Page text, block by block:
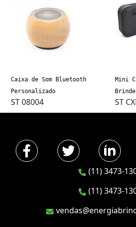
Caixa de Som Bluetooth
Personalizado
ST 08004
Mini
ST
(11) 3473-
(11) 3473-